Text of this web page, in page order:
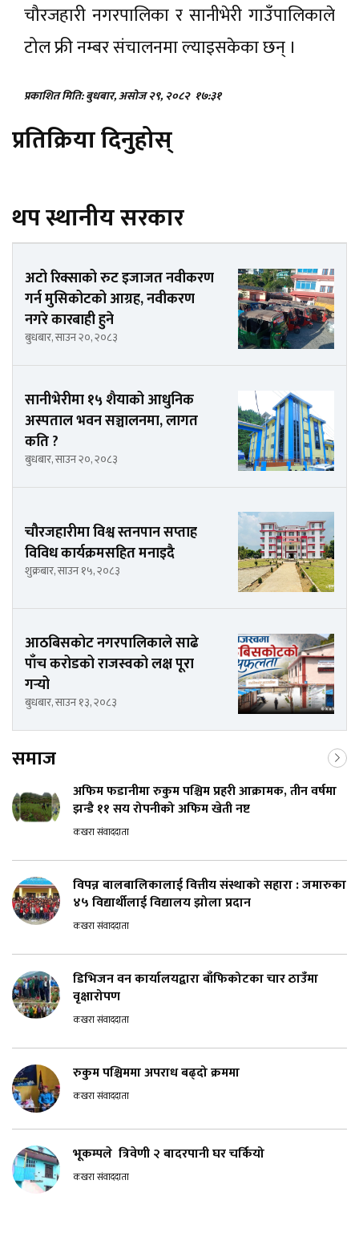
चौरजहारी नगरपालिका र सानीभेरी गाउँपालिकाले
टोल फ्री नम्बर संचालनमा ल्याइसकेका छन् ।
प्रकाशित मिति: बुधबार, असोज २९, २०८२ १७:३१
प्रतिक्रिया दिनुहोस्
थप स्थानीय सरकार
अटो रिक्साको रुट इजाजत नवीकरण
गर्न मुसिकोटको आग्रह, नवीकरण
नगरे कारबाही हुने
बुधबार, साउन २०, २०८३
सानीभेरीमा १५ शैयाको आधुनिक
अस्पताल भवन सञ्चालनमा, लागत
कति ?
बुधबार, साउन २०, २०८३
चौरजहारीमा विश्व स्तनपान सप्ताह
विविध कार्यक्रमसहित मनाइदै
शुक्रबार, साउन १५, २०८३
आठबिसकोट नगरपालिकाले साढे
पाँच करोडको राजस्वको लक्ष पूरा
गर्‍यो
बुधबार, साउन १३, २०८३
समाज
अफिम फडानीमा रुकुम पश्चिम प्रहरी आक्रामक, तीन वर्षमा
झन्डै ११ सय रोपनीको अफिम खेती नष्ट
कखरा संवाददाता
विपन्न बालबालिकालाई वित्तीय संस्थाको सहारा : जमारुका
४५ विद्यार्थीलाई विद्यालय झोला प्रदान
कखरा संवाददाता
डिभिजन वन कार्यालयद्वारा बाँफिकोटका चार ठाउँमा
वृक्षारोपण
कखरा संवाददाता
रुकुम पश्चिममा अपराध बढ्दो क्रममा
कखरा संवाददाता
भूकम्पले त्रिवेणी २ बादरपानी घर चर्कियो
कखरा संवाददाता